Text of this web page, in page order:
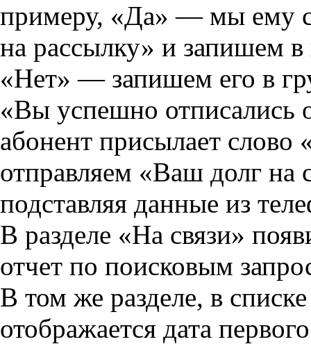
примеру, «Да» — мы ему
на рассылку» и запишем
«Нет» — запишем его в
«Вы успешно отписались
абонент присылает
отправляем «Ваш долг на
подставляя данные из
В разделе «На связи»
отчет по поисковым
В том же разделе, в
отображается дата